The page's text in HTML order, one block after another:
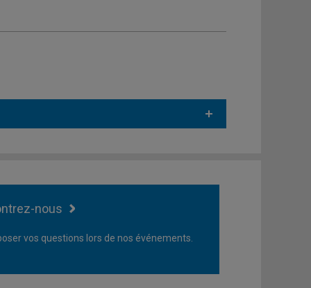
nous
vos questions lors de nos événements.